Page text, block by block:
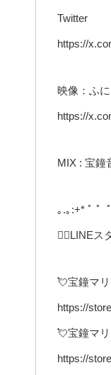
Twitter
https://
映像：ふ
https://
MIX : 宝鐘
｡.｡:+* ﾟ ゜
🏴‍☠️LINEス
💘宝鐘マ
https://
💘宝鐘マ
https://